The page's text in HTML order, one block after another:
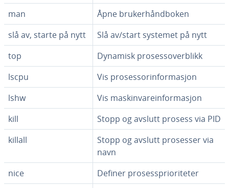
man
Åpne brukerhåndboken
slå av, starte på nytt
Slå av/start systemet på nytt
top
Dynamisk prosessoverblikk
lscpu
Vis prosessorinformasjon
lshw
Vis maskinvareinformasjon
kill
Stopp og avslutt prosess via PID
killall
Stopp og avslutt prosesser via
navn
nice
Definer prosessprioriteter